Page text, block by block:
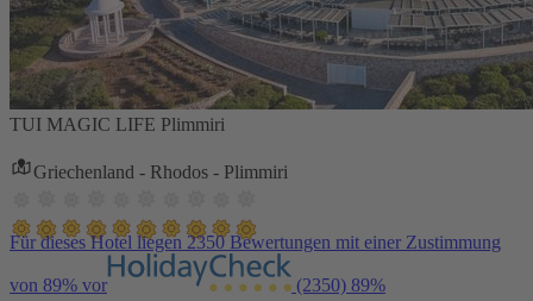
TUI MAGIC LIFE Plimmiri
Griechenland - Rhodos - Plimmiri
Für dieses Hotel liegen 2350 Bewertungen mit einer Zustimmung
von 89% vor (2350) 89%